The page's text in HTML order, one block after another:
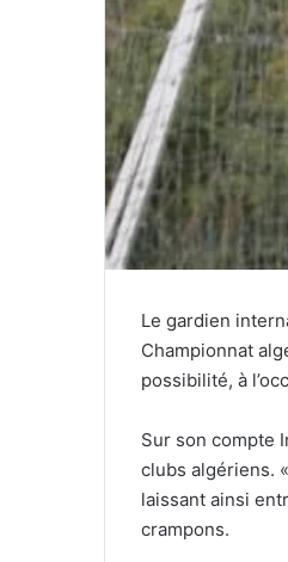
Le gardien
Championnat
possibilité, à
Sur son compte
clubs algériens.
laissant ainsi
crampons.